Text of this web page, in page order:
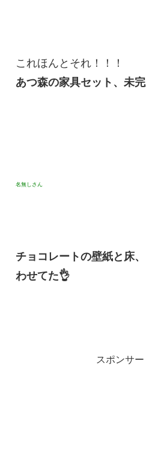
これほんとそれ！！！
あつ森の家具セット、未
名無しさん
チョコレートの壁紙と床
わせてた👌
スポンサー